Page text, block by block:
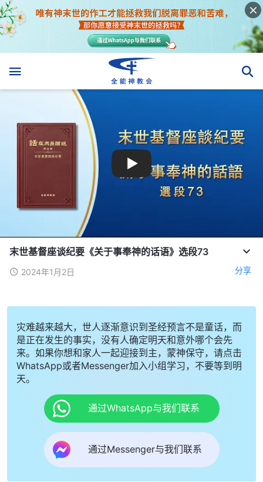
末世基督座谈纪要《关于事奉神的话语》选段73
2024年1月2日 分享
灾难越来越大，世人逐渐意识到圣经预言不是童话，而
是正在发生的事实，没有人确定明天和意外哪个会先
来。如果你想和家人一起迎接到主，蒙神保守，请点击
WhatsApp或者Messenger加入小组学习，不要等到明
天。
通过WhatsApp与我们联系
通过Messenger与我们联系